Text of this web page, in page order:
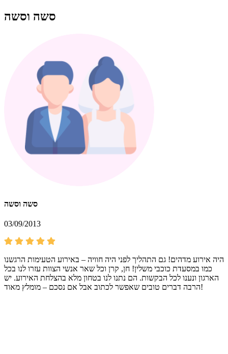
סשה וסשה
סשה וסשה
03/09/2013
היה אירוע מדהים! גם התהליך לפני היה חוויה – באירוע הטעימות הרגשנו
כמו במסעדת כוכבי משלין! חן, קרן וכל שאר אנשי הצוות עזרו לנו בכל
הארגון ונענו לכל הבקשות. הם נתנו לנו בטחון מלא בהצלחת האירוע. יש
הרבה דברים טובים שאפשר לכתוב אבל אם נסכם – מומלץ מאוד!